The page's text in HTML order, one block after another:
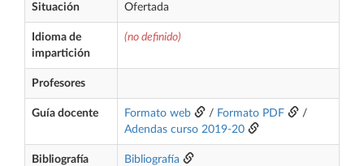
Situación Ofertada
Idioma de
impartición
(no definido)
Profesores
Guía docente Formato web / Formato PDF
/
Adendas curso 2019-20
Bibliografía
Bibliografía